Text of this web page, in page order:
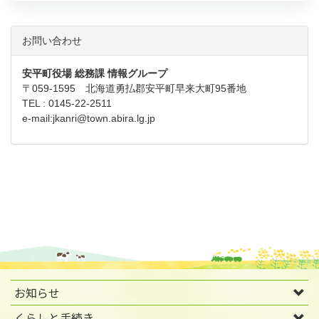
お問い合わせ
安平町役場 総務課 情報グループ
〒059-1595 北海道勇払郡安平町早来大町95番地
TEL : 0145-22-2511
e-mail:jkanri@town.abira.lg.jp
お知らせ